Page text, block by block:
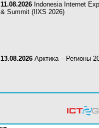
11.08.2026 Indonesia Internet
& Summit (IIXS 2026)
13.08.2026 Арктика – Регионы